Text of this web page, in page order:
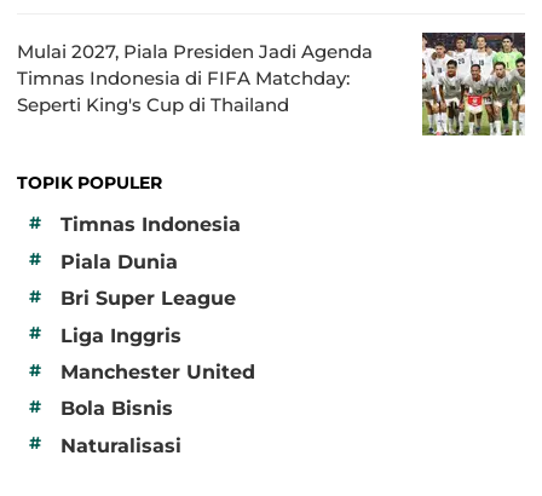
Mulai 2027, Piala Presiden Jadi Agenda
Timnas Indonesia di FIFA Matchday:
Seperti King's Cup di Thailand
TOPIK POPULER
#
Timnas Indonesia
# Piala Dunia
# Bri Super League
# Liga Inggris
# Manchester United
# Bola Bisnis
# Naturalisasi